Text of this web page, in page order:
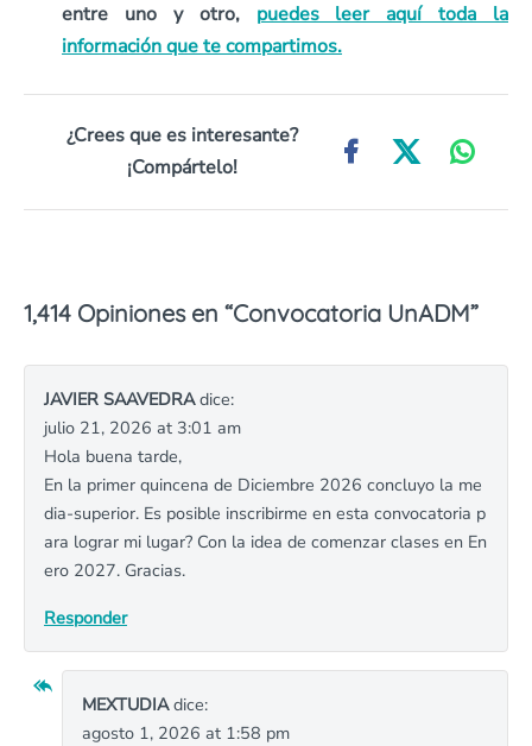
entre uno y otro, puedes leer aquí toda la
información que te compartimos.
¿Crees que es interesante?
¡Compártelo!
1,414 Opiniones en “Convocatoria UnADM”
JAVIER SAAVEDRAdice:
julio 21, 2026 at 3:01 am
Hola buena tarde,
En la primer quincena de Diciembre 2026 concluyo la me
dia-superior. Es posible inscribirme en esta convocatoria p
ara lograr mi lugar? Con la idea de comenzar clases en En
ero 2027. Gracias.
Responder
MEXTUDIAdice:
agosto 1, 2026 at 1:58 pm